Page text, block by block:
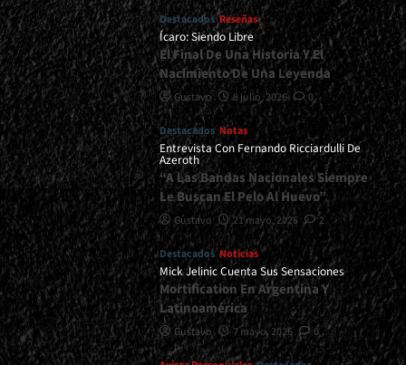
Destacados Reseñas
Ícaro: Siendo Libre
El Final De Una Historia Y El
Nacimiento De Una Leyenda
Gustavo 8 julio, 2026 0
Destacados Notas
Entrevista Con Fernando Ricciardulli De
Azeroth
“A Las Bandas Nacionales Siempre
Le Buscan El Pelo Al Huevo”
Gustavo 21 mayo, 2026 2
Destacados Noticias
Mick Jelinic Cuenta Sus Sensaciones
Mortification En Argentina Y
Latinoamérica
Gustavo 7 mayo, 2026 0